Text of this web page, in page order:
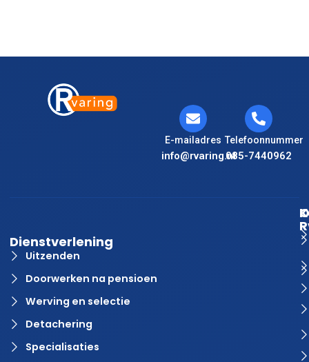
E-mailadres
info@rvaring.nl
Telefoonnummer
085-7440962
Dienstverlening
Uitzenden
Doorwerken na pensioen
Werving en selectie
Detachering
Specialisaties